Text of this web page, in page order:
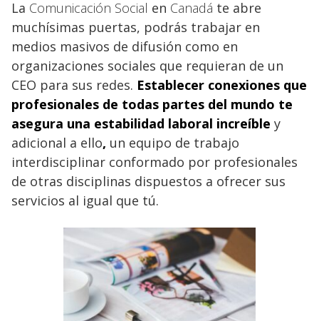
La Comunicación Social en Canadá te abre
muchísimas puertas, podrás trabajar en
medios masivos de difusión como en
organizaciones sociales que requieran de un
CEO para sus redes. Establecer conexiones que
profesionales de todas partes del mundo te
asegura una estabilidad laboral increíble y
adicional a ello, un equipo de trabajo
interdisciplinar conformado por profesionales
de otras disciplinas dispuestos a ofrecer sus
servicios al igual que tú.